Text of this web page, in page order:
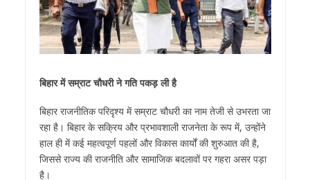
बिहार में सम्राट चौधरी ने गति पकड़ ली है
बिहार राजनीतिक परिदृश्य में सम्राट चौधरी का नाम तेजी से उभरता जा
रहा है। बिहार के सक्रिय और प्रभावशाली राजनेता के रूप में, उन्होंने
हाल ही में कई महत्वपूर्ण पहलों और विकास कार्यों की शुरुआत की है,
जिससे राज्य की राजनीति और सामाजिक बदलावों पर गहरा असर पड़ा
है।